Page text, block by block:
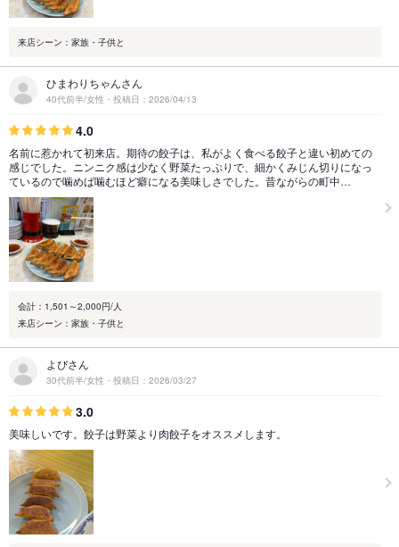
来店シーン：家族・子供と
ひまわりちゃんさん
40代前半/女性・投稿日：2026/04/13
4.0
名前に惹かれて初来店。期待の餃子は、私がよく食べる餃子と違い初めての
感じでした。ニンニク感は少なく野菜たっぷりで、細かくみじん切りになっ
ているので噛めば噛むほど癖になる美味しさでした。昔ながらの町中…
会計：1,501～2,000円/人
来店シーン：家族・子供と
よぴさん
30代前半/女性・投稿日：2026/03/27
3.0
美味しいです。餃子は野菜より肉餃子をオススメします。